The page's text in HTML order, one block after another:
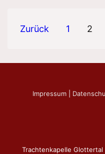
Zurück 1 2
Impressum|
Trachtenkapelle Glottertal